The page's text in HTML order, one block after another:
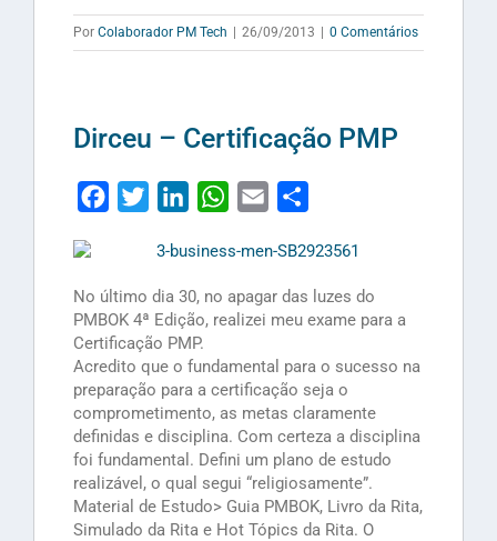
Por Colaborador PM Tech | 26/09/2013 | 0 Comentários
Dirceu – Certificação PMP
FacebookTwitterLinkedInWhatsApp
Email
No último dia 30, no apagar das luzes do
PMBOK 4ª Edição, realizei meu exame para a
Certificação PMP.
Acredito que o fundamental para o sucesso na
preparação para a certificação seja o
comprometimento, as metas claramente
definidas e disciplina. Com certeza a disciplina
foi fundamental. Defini um plano de estudo
realizável, o qual segui “religiosamente”.
Material de Estudo> Guia PMBOK, Livro da Rita,
Simulado da Rita e Hot Tópics da Rita. O